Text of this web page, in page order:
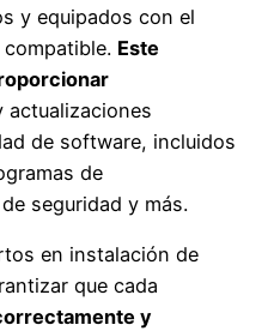
y equipados con el
Este
actualizaciones
de software, incluidos
de
seguridad y más.
en instalación de
que cada
y